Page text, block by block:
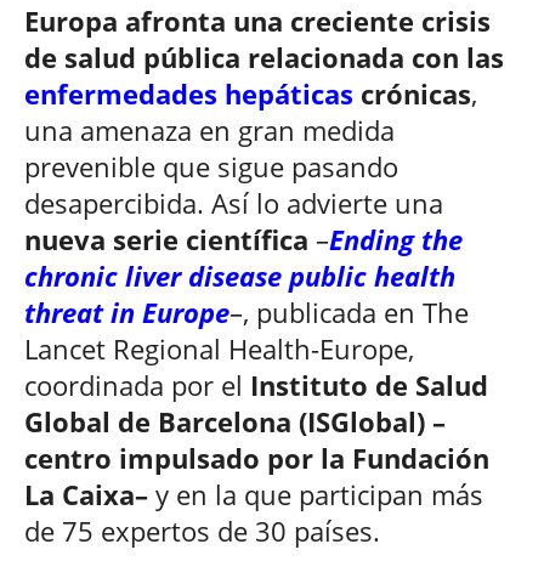
Europa afronta una creciente crisis
de salud pública relacionada con las
enfermedades hepáticas crónicas,
una amenaza en gran medida
prevenible que sigue pasando
desapercibida. Así lo advierte una
nueva serie científica –Ending the
chronic liver disease public health
threat in Europe–, publicada en The
Lancet Regional Health-Europe,
coordinada por el Instituto de Salud
Global de Barcelona (ISGlobal) –
centro impulsado por la Fundación
La Caixa– y en la que participan más
de 75 expertos de 30 países.